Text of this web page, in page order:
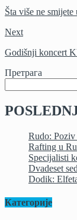
Šta više ne
Next
Godišnji koncert
Претрага
Rudo: Poziv
Rafting u
Specijalisti
Dvadeset
Dodik:
Категорије